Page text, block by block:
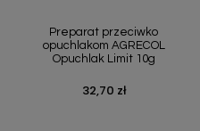
Preparat przeciwko
opuchlakom AGRECOL
Opuchlak Limit 10g
Cena
32,70 zł